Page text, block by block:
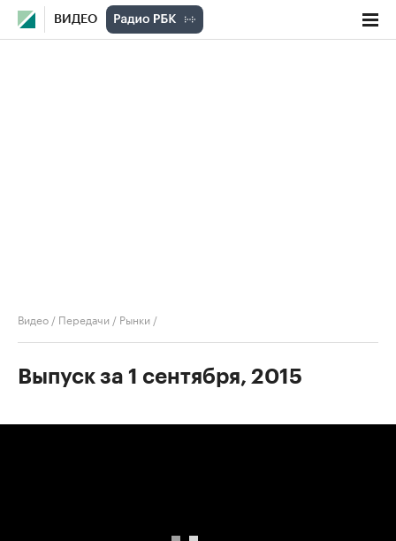
ВИДЕО
Видео / Передачи / Рынки /
Выпуск за 1 сентября, 2015